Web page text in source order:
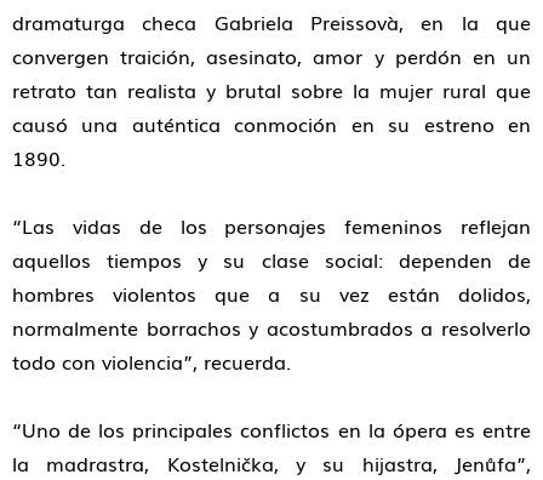
dramaturga checa Gabriela Preissovà, en la que
convergen traición, asesinato, amor y perdón en un
retrato tan realista y brutal sobre la mujer rural que
causó una auténtica conmoción en su estreno en
1890.
“Las vidas de los personajes femeninos reflejan
aquellos tiempos y su clase social: dependen de
hombres violentos que a su vez están dolidos,
normalmente borrachos y acostumbrados a resolverlo
todo con violencia”, recuerda.
“Uno de los principales conflictos en la ópera es entre
la madrastra, Kostelnička, y su hijastra, Jenůfa”,